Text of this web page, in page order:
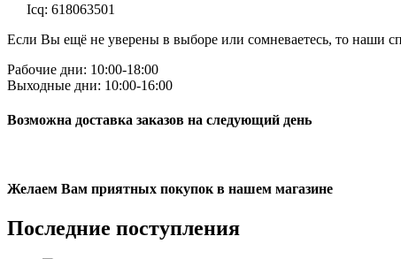
Icq: 618063501
Если Вы ещё не уверены в выборе или сомневаетесь, то наши
Рабочие дни: 10:00-18:00
Выходные дни: 10:00-16:00
Возможна доставка заказов на следующий день
Желаем Вам приятных покупок в нашем магазине
Последние поступления